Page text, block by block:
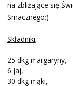
na zbliżające się
Smacznego;)
Składniki;
25 dkg margaryny,
6 jaj,
30 dkg mąki,